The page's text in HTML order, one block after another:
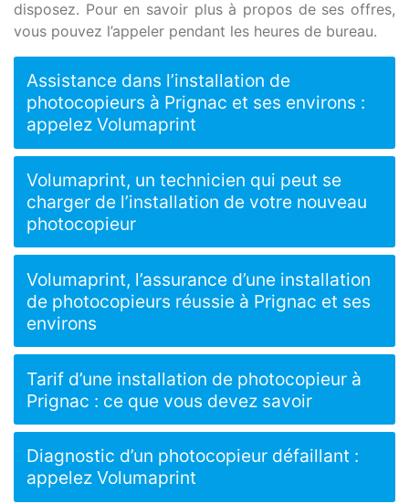
disposez. Pour en savoir plus à propos de ses offres,
vous pouvez l’appeler pendant les heures de bureau.
Assistance dans l’installation de
photocopieurs à Prignac et ses environs :
appelez Volumaprint
Volumaprint, un technicien qui peut se
charger de l’installation de votre nouveau
photocopieur
Volumaprint, l’assurance d’une installation
de photocopieurs réussie à Prignac et ses
environs
Tarif d’une installation de photocopieur à
Prignac : ce que vous devez savoir
Diagnostic d’un photocopieur défaillant :
appelez Volumaprint